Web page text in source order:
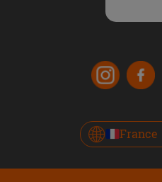
France